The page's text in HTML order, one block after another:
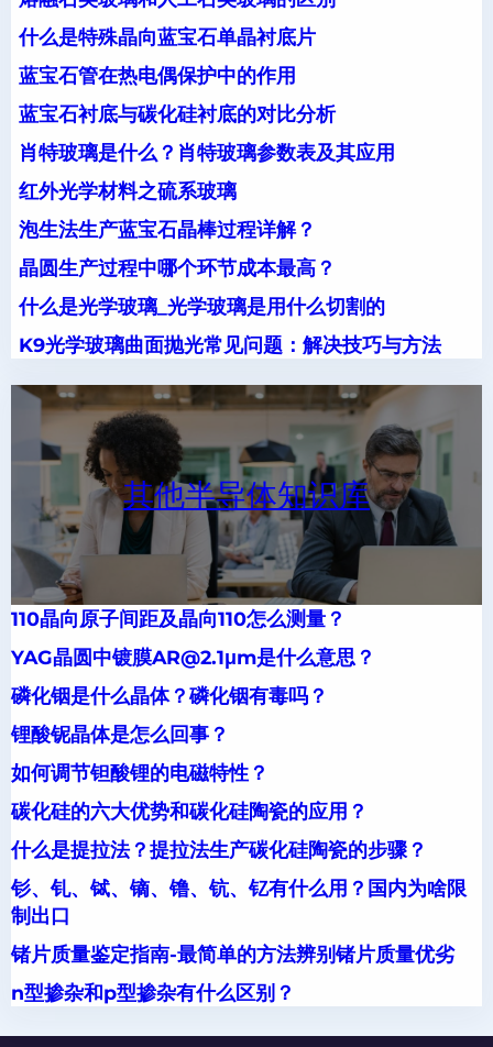
什么是特殊晶向蓝宝石单晶衬底片
蓝宝石管在热电偶保护中的作用
蓝宝石衬底与碳化硅衬底的对比分析
肖特玻璃是什么？肖特玻璃参数表及其应用
红外光学材料之硫系玻璃
泡生法生产蓝宝石晶棒过程详解？
晶圆生产过程中哪个环节成本最高？
什么是光学玻璃_光学玻璃是用什么切割的
K9光学玻璃曲面抛光常见问题：解决技巧与方法
其他半导体知识库
110晶向原子间距及晶向110怎么测量？
YAG晶圆中镀膜AR@2.1μm是什么意思？
磷化铟是什么晶体？磷化铟有毒吗？
锂酸铌晶体是怎么回事？
如何调节钽酸锂的电磁特性？
碳化硅的六大优势和碳化硅陶瓷的应用？
什么是提拉法？提拉法生产碳化硅陶瓷的步骤？
钐、钆、铽、镝、镥、钪、钇有什么用？国内为啥限
制出口
锗片质量鉴定指南-最简单的方法辨别锗片质量优劣
n型掺杂和p型掺杂有什么区别？